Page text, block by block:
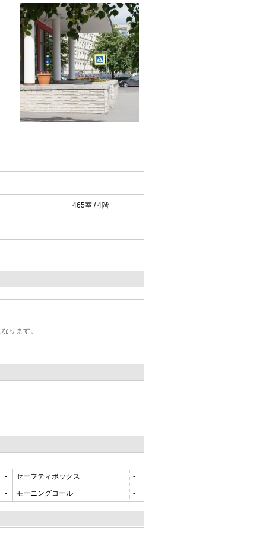
465室 / 4階
ります。
- セーフティボックス
-
- モーニングコール -